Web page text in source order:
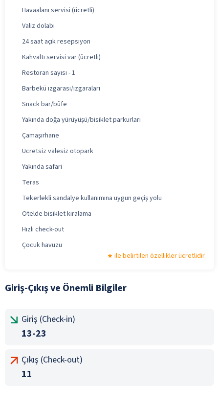
Havaalanı servisi (ücretli)
Valiz dolabı
24 saat açık resepsiyon
Kahvaltı servisi var (ücretli)
Restoran sayısı - 1
Barbekü ızgarası/ızgaraları
Snack bar/büfe
Yakında doğa yürüyüşü/bisiklet parkurları
Çamaşırhane
Ücretsiz valesiz otopark
Yakında safari
Teras
Tekerlekli sandalye kullanımına uygun geçiş yolu
Otelde bisiklet kiralama
Hızlı check-out
Çocuk havuzu
ile belirtilen özellikler ücretlidir.
Giriş-Çıkış ve Önemli Bilgiler
Giriş (Check-in)
13-23
Çıkış (Check-out)
11